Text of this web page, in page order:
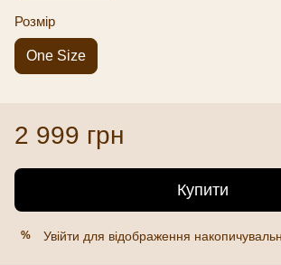
Розмір
One Size
2 999 грн
Купити
% Увійти для відображення